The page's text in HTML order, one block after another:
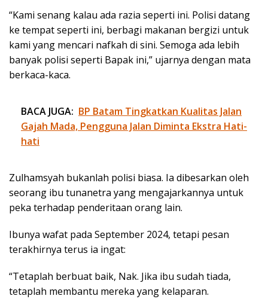
“Kami senang kalau ada razia seperti ini. Polisi datang
ke tempat seperti ini, berbagi makanan bergizi untuk
kami yang mencari nafkah di sini. Semoga ada lebih
banyak polisi seperti Bapak ini,” ujarnya dengan mata
berkaca-kaca.
BACA JUGA: BP Batam Tingkatkan Kualitas Jalan
Gajah Mada, Pengguna Jalan Diminta Ekstra Hati-
hati
Zulhamsyah bukanlah polisi biasa. Ia dibesarkan oleh
seorang ibu tunanetra yang mengajarkannya untuk
peka terhadap penderitaan orang lain.
Ibunya wafat pada September 2024, tetapi pesan
terakhirnya terus ia ingat:
“Tetaplah berbuat baik, Nak. Jika ibu sudah tiada,
tetaplah membantu mereka yang kelaparan.